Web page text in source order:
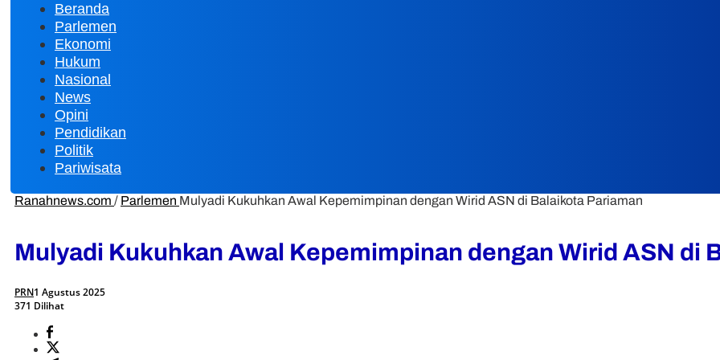
Beranda
Parlemen
Ekonomi
Hukum
Nasional
News
Opini
Pendidikan
Politik
Pariwisata
Ranahnews.com / Parlemen Mulyadi Kukuhkan Awal Kepemimpinan dengan Wirid ASN di Balaikota Pariaman
Mulyadi Kukuhkan Awal Kepemimpinan dengan Wirid ASN di
PRN1 Agustus 2025
371 Dilihat